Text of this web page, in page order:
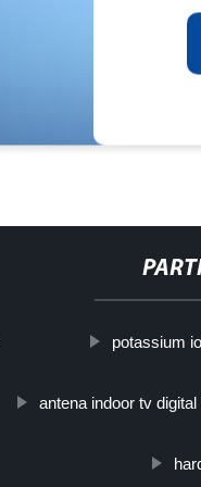
potassium
antena indoor tv digital